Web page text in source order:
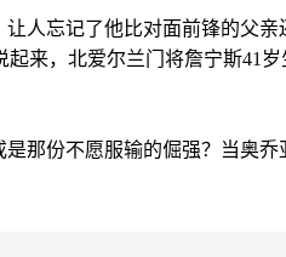
人忘记了他比对面前锋的父亲
来，北爱尔兰门将詹宁斯41岁
那份不愿服输的倔强？当奥乔